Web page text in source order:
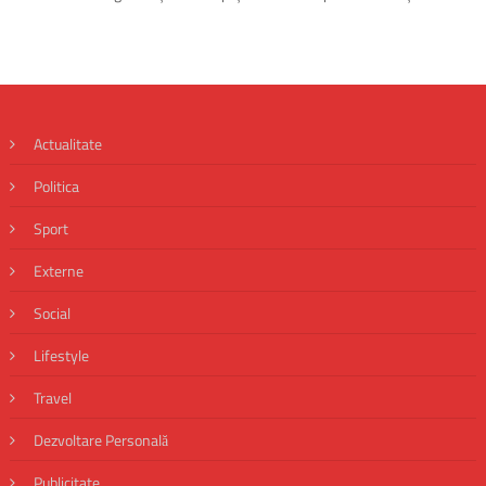
Actualitate
Politica
Sport
Externe
Social
Lifestyle
Travel
Dezvoltare Personală